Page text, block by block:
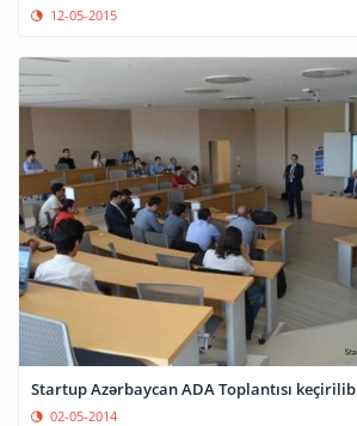
12-05-2015
Startup Azərbaycan ADA Toplantısı keçirilib
02-05-2014